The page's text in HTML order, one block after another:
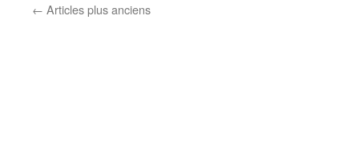
← Articles plus anciens